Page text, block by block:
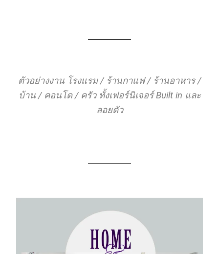
ตัวอย่างงาน โรงแรม / ร้านกาแฟ / ร้านอาหาร /
บ้าน / คอนโด / ครัว ทั้งเฟอร์นิเจอร์ Built in และ
ลอยตัว